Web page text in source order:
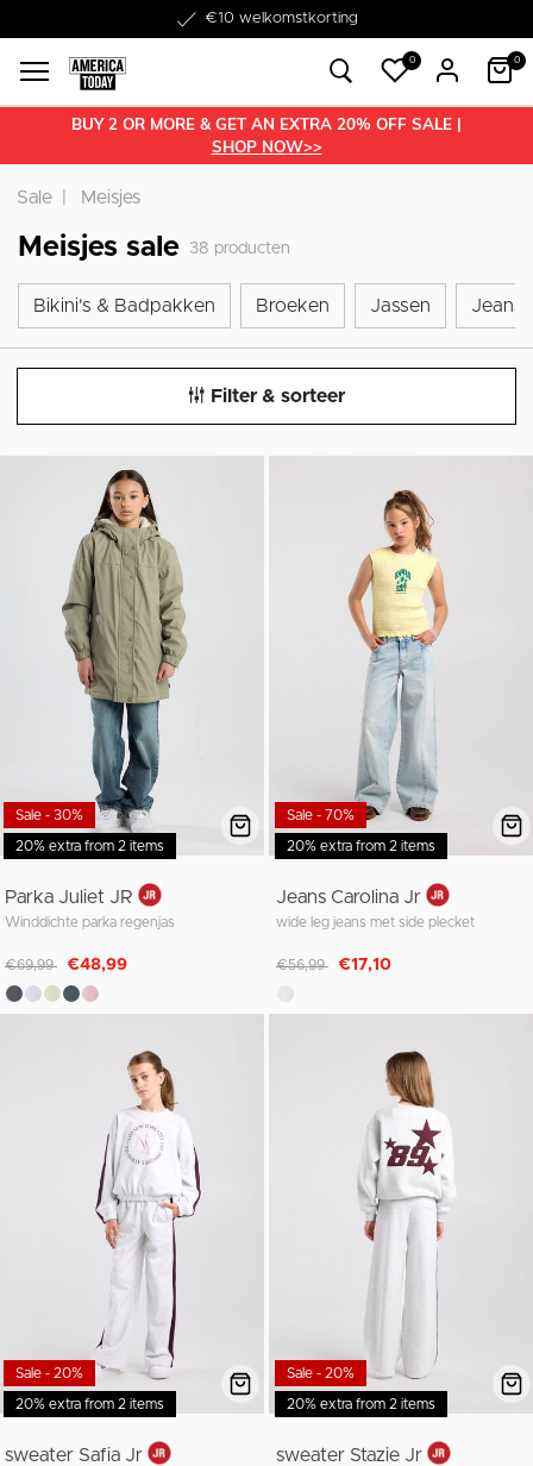
Gratis verzending vanaf €50
Binnen 1-3 werkdagen in huis
30 dagen retourrecht
Gratis retourneren in de winkel
€10 welkomstkorting
Word lid van onze Member Club!
0 0
BUY 2 OR MORE & GET AN EXTRA 20% OFF SALE |
SHOP NOW>>
Sale Meisjes
Meisjes sale 38 producten
Bikini's & Badpakken Bikini's & Badpakken
Broeken Broeken
Jassen Jassen
Jeans
Filter & sorteer
20% extra from 2 items
Sale - 30%
Parka Juliet JR
Winddichte parka regenjas
Afgeprijsd van
€69,99 naar
€48,99
20% extra from 2 items
Sale - 70%
Jeans Carolina Jr
wide leg jeans met side plecket
Afgeprijsd van
€56,99 naar
€17,10
20% extra from 2 items
Sale - 20%
sweater Safia Jr
20% extra from 2 items
Sale - 20%
sweater Stazie Jr